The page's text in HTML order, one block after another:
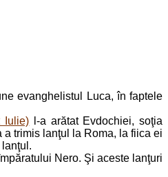
evanghelistul Luca, în faptele
Iulie) l-a arătat Evdochiei, soţia
trimis lanţul la Roma, la fiica ei
Nero. Şi aceste lanţuri